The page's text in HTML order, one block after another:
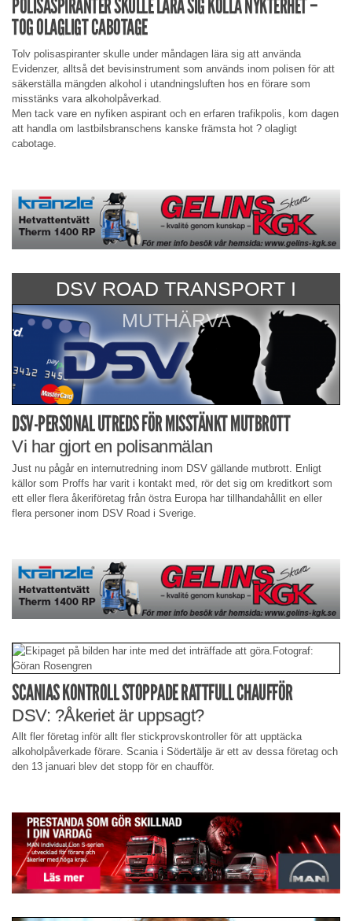
POLISASPIRANTER SKULLE LÄRA SIG KOLLA NYKTERHET –
TOG OLAGLIGT CABOTAGE
Tolv polisaspiranter skulle under måndagen lära sig att använda
Evidenzer, alltså det bevisinstrument som används inom polisen för att
säkerställa mängden alkohol i utandningsluften hos en förare som
misstänks vara alkoholpåverkad.
Men tack vare en nyfiken aspirant och en erfaren trafikpolis, kom dagen
att handla om lastbilsbranschens kanske främsta hot ? olagligt
cabotage.
DSV ROAD TRANSPORT I
MUTHÄRVA
DSV-PERSONAL UTREDS FÖR MISSTÄNKT MUTBROTT
Vi har gjort en polisanmälan
Just nu pågår en internutredning inom DSV gällande mutbrott. Enligt
källor som Proffs har varit i kontakt med, rör det sig om kreditkort som
ett eller flera åkeriföretag från östra Europa har tillhandahållit en eller
flera personer inom DSV Road i Sverige.
SCANIAS KONTROLL STOPPADE RATTFULL CHAUFFÖR
DSV: ?Åkeriet är uppsagt?
Allt fler företag inför allt fler stickprovskontroller för att upptäcka
alkoholpåverkade förare. Scania i Södertälje är ett av dessa företag och
den 13 januari blev det stopp för en chaufför.